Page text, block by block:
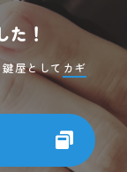
た！
屋として カギ